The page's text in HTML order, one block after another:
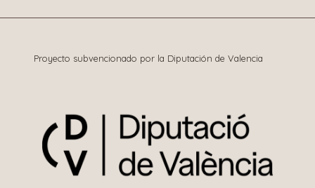
Proyecto subvencionado por la Diputación de Valencia